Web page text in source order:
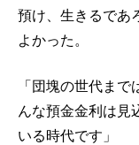
預け、生きるであ
よかった。
「団塊の世代ま
んな預金金利は見
いる時代です」